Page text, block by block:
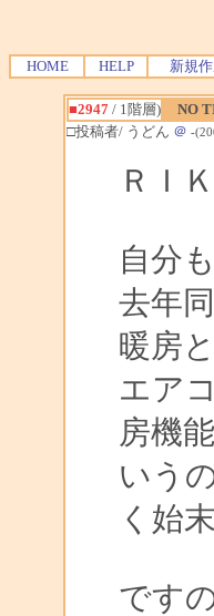
HOME HELP 新規
■2947/ 1階層)
NO
□投稿者/ うどん ＠ -
ＲＩ
自分
去年
暖房
エア
房機
いう
く始
です